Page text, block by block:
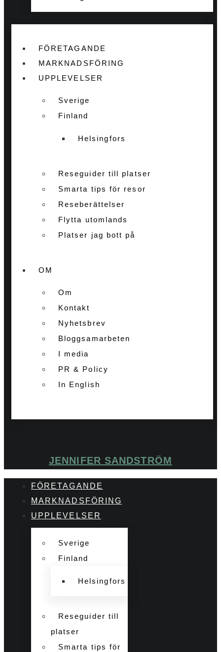
FÖRETAGANDE
MARKNADSFÖRING
UPPLEVELSER
Sverige
Finland
Helsingfors
Reseguider till platser
Smarta tips för resor
Reseberättelser
Flytta utomlands
Platser jag bott på
OM
Om
Kontakt
Nyhetsbrev
Bloggsamarbeten
I media
PR & Policy
In English
JENNIFER SANDSTRÖM
FÖRETAGANDE
MARKNADSFÖRING
UPPLEVELSER
Sverige
Finland
Helsingfors
Reseguider till
platser
Smarta tips för